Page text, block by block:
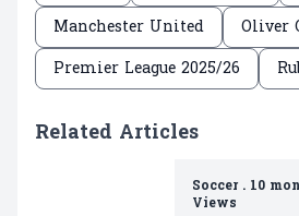
Manchester United
Oliver
Premier League 2025/26
Related Articles
Soccer. 10
Views